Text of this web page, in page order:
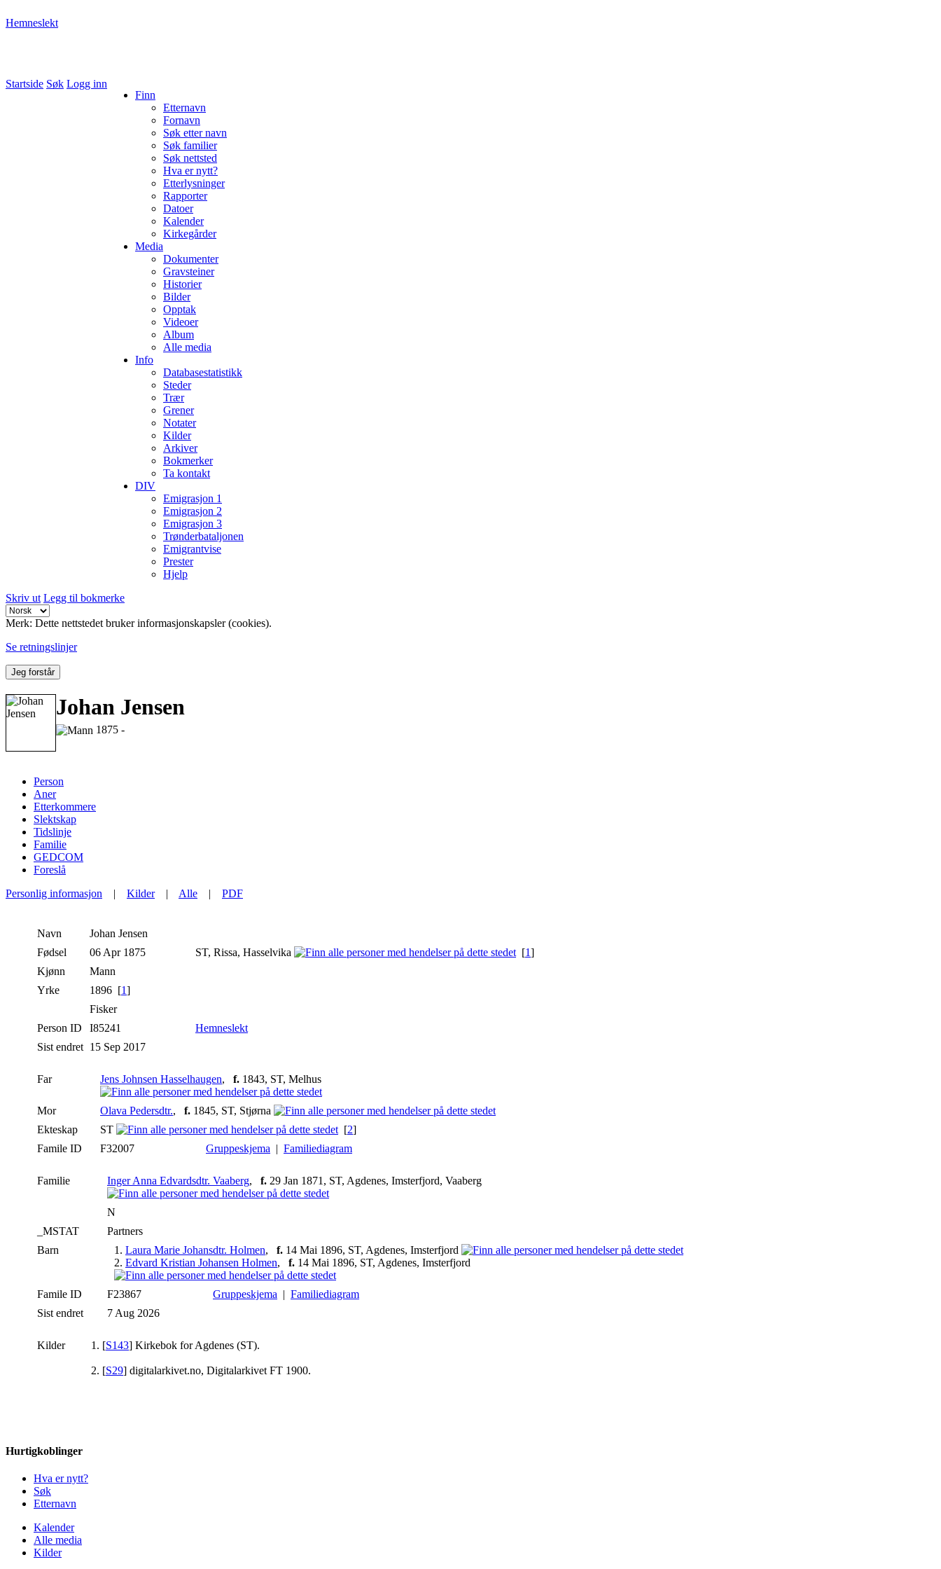
Hemneslekt
Startside Søk Logg inn
Finn
Etternavn
Fornavn
Søk etter navn
Søk familier
Søk nettsted
Hva er nytt?
Etterlysninger
Rapporter
Datoer
Kalender
Kirkegårder
Media
Dokumenter
Gravsteiner
Historier
Bilder
Opptak
Videoer
Album
Alle media
Info
Databasestatistikk
Steder
Trær
Grener
Notater
Kilder
Arkiver
Bokmerker
Ta kontakt
DIV
Emigrasjon 1
Emigrasjon 2
Emigrasjon 3
Trønderbataljonen
Emigrantvise
Prester
Hjelp
Skriv ut Legg til bokmerke
Merk: Dette nettstedet bruker informasjonskapsler (cookies).
Se retningslinjer
Jeg forstår
Johan Jensen
1875 -
Person
Aner
Etterkommere
Slektskap
Tidslinje
Familie
GEDCOM
Foreslå
Personlig informasjon | Kilder| Alle | PDF
Navn Johan Jensen
Fødsel
06 Apr 1875 ST, Rissa, Hasselvika [1]
Kjønn
Mann
Yrke
1896 [1]
Fisker
Person ID
I85241
Hemneslekt
Sist endret 15 Sep 2017
Far Jens Johnsen Hasselhaugen, f. 1843, ST, Melhus
Mor Olava Pedersdtr., f. 1845, ST, Stjørna
Ekteskap
ST [2]
Famile ID
F32007 Gruppeskjema | Familiediagram
Familie Inger Anna Edvardsdtr. Vaaberg, f. 29 Jan 1871, ST, Agdenes, Imsterfjord, Vaaberg
N
_MSTAT
Partners
Barn
1. Laura Marie Johansdtr. Holmen, f. 14 Mai 1896, ST, Agdenes, Imsterfjord
2. Edvard Kristian Johansen Holmen, f. 14 Mai 1896, ST, Agdenes, Imsterfjord
Famile ID F23867 Gruppeskjema | Familiediagram
Sist endret
7 Aug 2026
Kilder [S143] Kirkebok for Agdenes (ST).
[S29] digitalarkivet.no, Digitalarkivet FT 1900.
Hurtigkoblinger
Hva er nytt?
Søk
Etternavn
Kalender
Alle media
Kilder